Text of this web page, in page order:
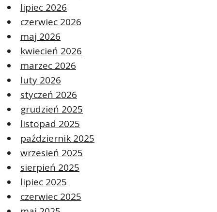
lipiec 2026
czerwiec 2026
maj 2026
kwiecień 2026
marzec 2026
luty 2026
styczeń 2026
grudzień 2025
listopad 2025
październik 2025
wrzesień 2025
sierpień 2025
lipiec 2025
czerwiec 2025